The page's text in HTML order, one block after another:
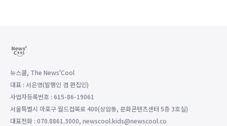
뉴스쿨, The News'Cool
대표 : 서은영(발행인 겸 편집인)
사업자등록번호 : 615-86-19061
서울특별시 마포구 월드컵북로 400(상암동, 문화콘텐츠센터 5층 3호실)
대표전화 : 070.8861.3000, newscool.kids@newscool.co